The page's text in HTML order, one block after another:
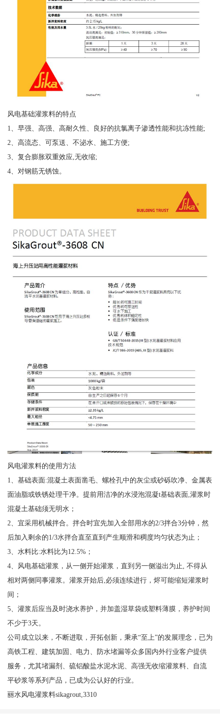
风电基础灌浆料的特点
1、早强、高强、高耐久性、良好的抗氯离子渗透性能和抗冻性能;
2、高流态、可泵送、不泌水、施工方便;
3、复合膨胀双重效应,无收缩;
4、对钢筋无锈蚀。
风电灌浆料的使用方法
1、基础表面:混凝土表面凿毛、螺栓孔中的灰尘或砂砾吹净、金属表
面油脂或铁锈处理干净。提前用洁净的水浸泡混凝t基础表面,灌浆时
混凝土基础须无明水；
2、宜采用机械拌合。拌合时宜先加入全部用水的2/3拌合3分钟，然
后加入剩余的1/3水拌合直至直到产生顺滑和稠度均匀状态为止；
3、水料比:水料比为12.5%；
4、风电基础灌浆，从一侧开始灌浆，直到另一侧溢出为止, 不得从
相对两侧同事灌浆。灌浆开始后,必须连续进行，烬可能缩短灌浆时
间；
5、灌浆后应当及时浇水养护，并加盖湿草袋或塑料薄膜，养护时间
不少于3天。
公司成立以来，不断进取，开拓创新，秉承“至上”的发展理念，已为
高铁工程、建筑加固、电力、防水堵漏等众多国内外行业客户提供
服务，尤其堵漏剂、硫铝酸盐水泥水泥、高强无收缩灌浆料、自流
平砂浆等系列产品，已成为公认好的行业。
丽水风电灌浆料sikagrout,3310